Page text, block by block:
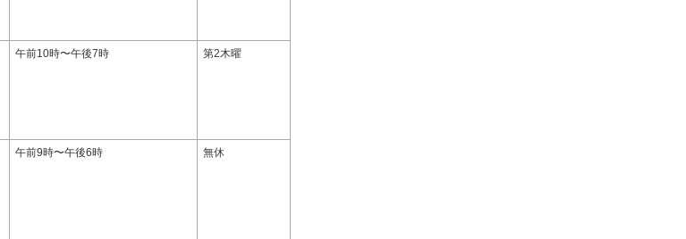
午前10時〜午後7時 第2木曜
午前9時〜午後6時 無休